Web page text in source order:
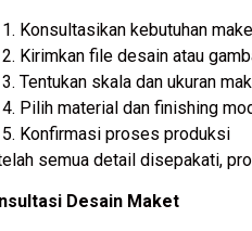
Konsultasikan kebutuhan
Kirimkan file desain atau
Tentukan skala dan ukuran
Pilih material dan finishing
Konfirmasi proses produksi
semua detail disepakati,
Desain Maket